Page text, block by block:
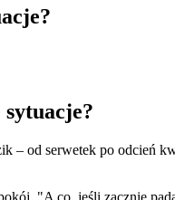
– od serwetek po odcień
"A co, jeśli zacznie